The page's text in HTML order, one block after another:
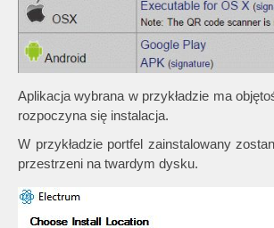
Aplikacja wybrana w przykładzie ma
rozpoczyna się instalacja.
W przykładzie portfel zainstalowany
przestrzeni na twardym dysku.